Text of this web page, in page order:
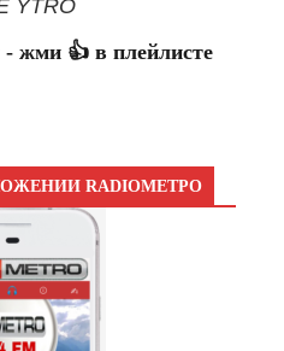
YTRO
- жми 👍 в плейлисте
RADIOМЕТРО